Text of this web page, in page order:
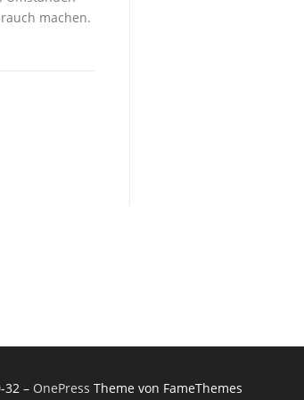
machen.
32 – OnePress Theme von FameThemes